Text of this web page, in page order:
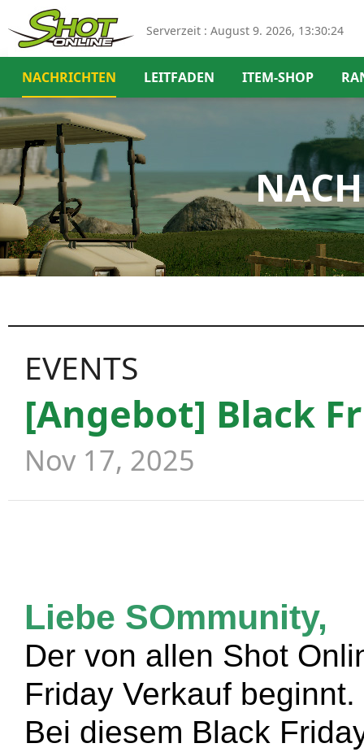
Serverzeit : August 9. 2026, 13:30:25
NACHRICHTEN LEITFADEN ITEM-SHOP
EVENTS
[Angebot] Black
Nov 17, 2025
Liebe SOmmunity,
Der von allen Shot
Friday Verkauf beginnt.
Bei diesem Black